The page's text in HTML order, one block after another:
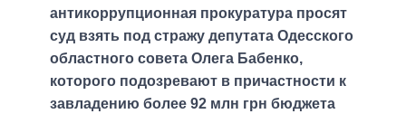
антикоррупционная прокуратура просят
суд взять под стражу депутата Одесского
областного совета Олега Бабенко,
которого подозревают в причастности к
завладению более 92 млн грн бюджета